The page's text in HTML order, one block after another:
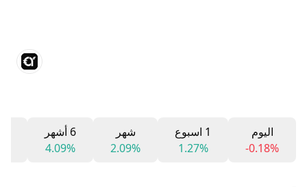
اليوم
-0.18%
1 اسبوع
1.27%
شهر
2.09%
6 أشهر
4.09%